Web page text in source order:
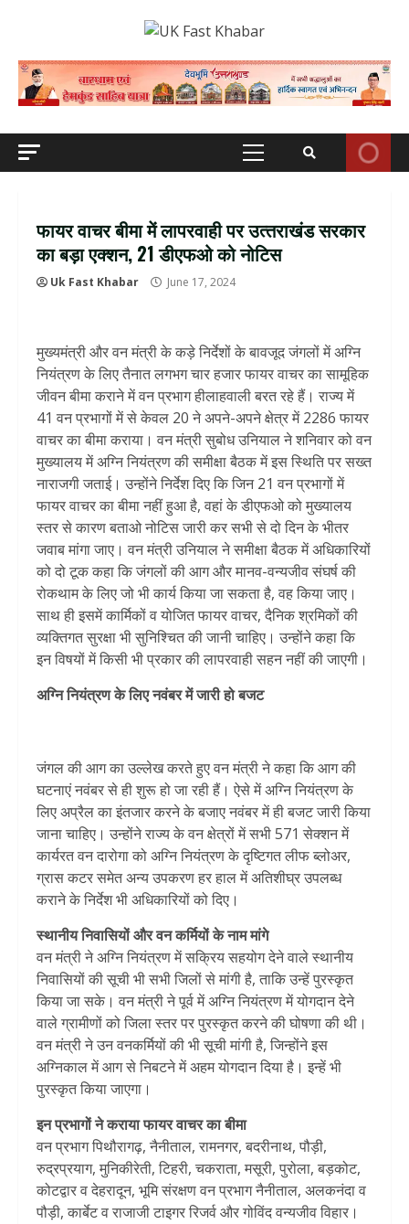
Primary
फायर वाचर बीमा में लापरवाही पर उत्‍तराखंड सरकार
का बड़ा एक्‍शन, 21 डीएफओ को नोटिस
Uk Fast Khabar June 17, 2024
मुख्यमंत्री और वन मंत्री के कड़े निर्देशों के बावजूद जंगलों में अग्नि
नियंत्रण के लिए तैनात लगभग चार हजार फायर वाचर का सामूहिक
जीवन बीमा कराने में वन प्रभाग हीलाहवाली बरत रहे हैं। राज्य में
41 वन प्रभागों में से केवल 20 ने अपने-अपने क्षेत्र में 2286 फायर
वाचर का बीमा कराया। वन मंत्री सुबोध उनियाल ने शनिवार को वन
मुख्यालय में अग्नि नियंत्रण की समीक्षा बैठक में इस स्थिति पर सख्त
नाराजगी जताई। उन्होंने निर्देश दिए कि जिन 21 वन प्रभागों में
फायर वाचर का बीमा नहीं हुआ है, वहां के डीएफओ को मुख्यालय
स्तर से कारण बताओ नोटिस जारी कर सभी से दो दिन के भीतर
जवाब मांगा जाए। वन मंत्री उनियाल ने समीक्षा बैठक में अधिकारियों
को दो टूक कहा कि जंगलों की आग और मानव-वन्यजीव संघर्ष की
रोकथाम के लिए जो भी कार्य किया जा सकता है, वह किया जाए।
साथ ही इसमें कार्मिकों व योजित फायर वाचर, दैनिक श्रमिकों की
व्यक्तिगत सुरक्षा भी सुनिश्चित की जानी चाहिए। उन्होंने कहा कि
इन विषयों में किसी भी प्रकार की लापरवाही सहन नहीं की जाएगी।
अग्नि नियंत्रण के लिए नवंबर में जारी हो बजट
जंगल की आग का उल्लेख करते हुए वन मंत्री ने कहा कि आग की
घटनाएं नवंबर से ही शुरू हो जा रही हैं। ऐसे में अग्नि नियंत्रण के
लिए अप्रैल का इंतजार करने के बजाए नवंबर में ही बजट जारी किया
जाना चाहिए। उन्होंने राज्य के वन क्षेत्रों में सभी 571 सेक्शन में
कार्यरत वन दारोगा को अग्नि नियंत्रण के दृष्टिगत लीफ ब्लोअर,
ग्रास कटर समेत अन्य उपकरण हर हाल में अतिशीघ्र उपलब्ध
कराने के निर्देश भी अधिकारियों को दिए।
स्थानीय निवासियों और वन कर्मियों के नाम मांगे
वन मंत्री ने अग्नि नियंत्रण में सक्रिय सहयोग देने वाले स्थानीय
निवासियों की सूची भी सभी जिलों से मांगी है, ताकि उन्हें पुरस्कृत
किया जा सके। वन मंत्री ने पूर्व में अग्नि नियंत्रण में योगदान देने
वाले ग्रामीणों को जिला स्तर पर पुरस्कृत करने की घोषणा की थी।
वन मंत्री ने उन वनकर्मियों की भी सूची मांगी है, जिन्होंने इस
अग्निकाल में आग से निबटने में अहम योगदान दिया है। इन्हें भी
पुरस्कृत किया जाएगा।
इन प्रभागों ने कराया फायर वाचर का बीमा
वन प्रभाग पिथौरागढ़, नैनीताल, रामनगर, बदरीनाथ, पौड़ी,
रुद्रप्रयाग, मुनिकीरेती, टिहरी, चकराता, मसूरी, पुरोला, बड़कोट,
कोटद्वार व देहरादून, भूमि संरक्षण वन प्रभाग नैनीताल, अलकनंदा व
पौड़ी, कार्बेट व राजाजी टाइगर रिजर्व और गोविंद वन्यजीव विहार।